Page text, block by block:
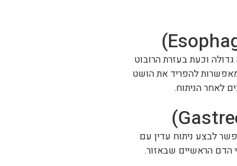
וכעת בעזרת הרובוט
להפריד את הושט
לאחר הניתוח.
לבצע ניתוח עדין עם
הדם הראשיים שבאזור.